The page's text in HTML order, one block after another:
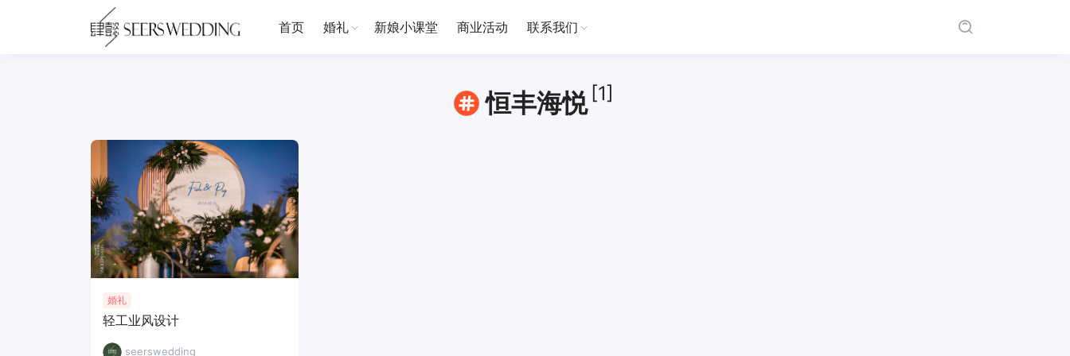
首页 婚礼 新娘小课堂 商业活动 联系我们
恒丰海悦 [1]
婚礼
轻工业风设计
seerswedding